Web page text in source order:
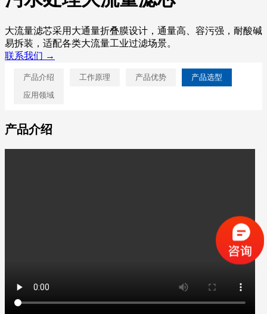
大流量滤芯采用大通量折叠膜设计，通量高、容污强，耐酸碱
易拆装，适配各类大流量工业过滤场景。
联系我们 →
产品介绍 工作原理 产品优势
产品选型
应用领域
产品介绍